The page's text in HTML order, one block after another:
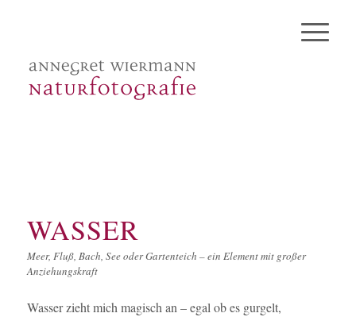
WASSER
Meer, Fluß, Bach, See oder Gartenteich – ein Element mit großer
Anziehungskraft
Wasser zieht mich magisch an – egal ob es gurgelt,